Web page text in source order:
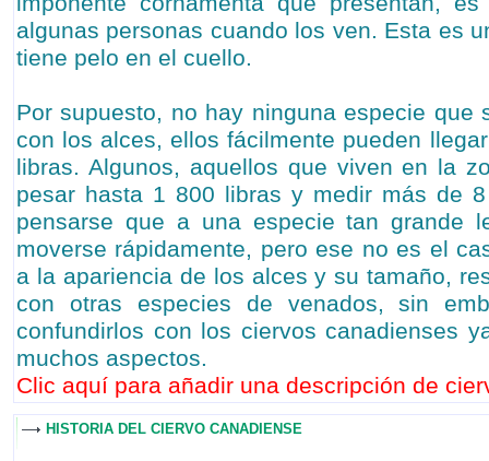
algunas personas cuando los ven. Esta es
tiene pelo en el cuello.
Por supuesto, no hay ninguna especie que
con los alces, ellos fácilmente pueden
libras. Algunos, aquellos que viven en la
pesar hasta 1 800 libras y medir más de
pensarse que a una especie tan grande
moverse rápidamente, pero ese no es el
a la apariencia de los alces y su tamaño,
con otras especies de venados, sin
confundirlos con los ciervos canadienses
muchos aspectos.
Clic aquí para añadir una descripción de
HISTORIA DEL CIERVO CANADIENSE